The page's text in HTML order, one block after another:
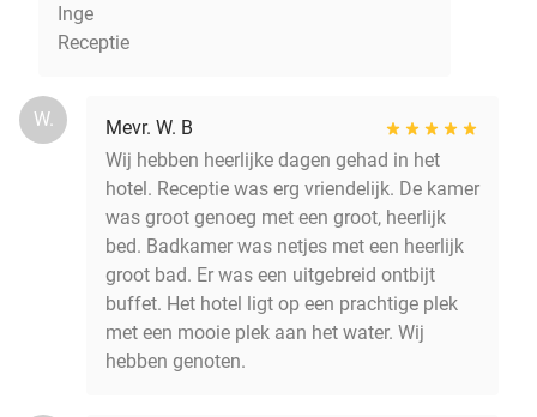
Inge
Receptie
W.
Mevr. W. B
Wij hebben heerlijke dagen gehad in het
hotel. Receptie was erg vriendelijk. De kamer
was groot genoeg met een groot, heerlijk
bed. Badkamer was netjes met een heerlijk
groot bad. Er was een uitgebreid ontbijt
buffet. Het hotel ligt op een prachtige plek
met een mooie plek aan het water. Wij
hebben genoten.